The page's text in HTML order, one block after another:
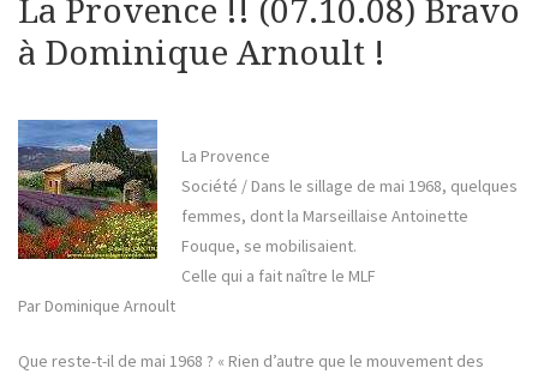
La Provence !! (07.10.08) Bravo
à Dominique Arnoult !
La Provence
Société / Dans le sillage de mai 1968, quelques
femmes, dont la Marseillaise Antoinette
Fouque, se mobilisaient.
Celle qui a fait naître le MLF
Par Dominique Arnoult
Que reste-t-il de mai 1968 ? « Rien d’autre que le mouvement des